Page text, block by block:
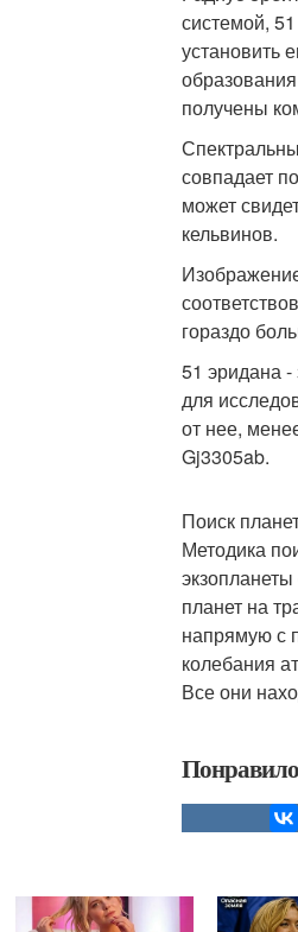
системой,
установить
получены
совпадает
может
кельвинов.
гораздо
51 эридана
для
от нее,
Gj3305ab.
Поиск
Методика
планет на
напрямую с
колебания
Все они